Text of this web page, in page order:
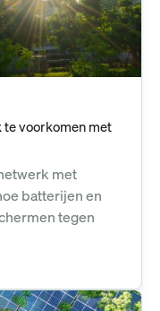
te voorkomen met
met
batterijen en
tegen